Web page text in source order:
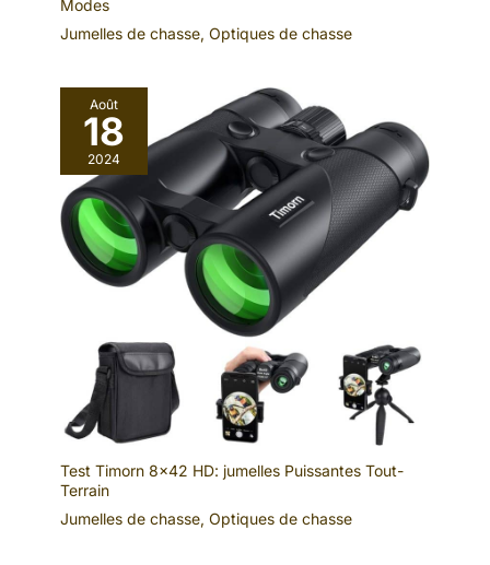
Modes
Jumelles de chasse, Optiques de chasse
Août
18
2024
Test Timorn 8×42 HD: jumelles Puissantes Tout-
Terrain
Jumelles de chasse, Optiques de chasse